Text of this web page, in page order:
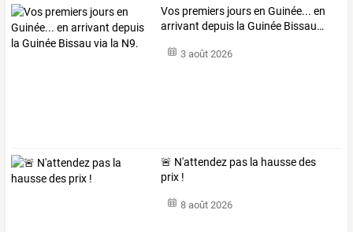
Vos premiers joursen Guinée... en
arrivant depuis la Guinée Bissau…
3 août 2026
🚨 N'attendez pas la hausse des
prix !
8 août 2026